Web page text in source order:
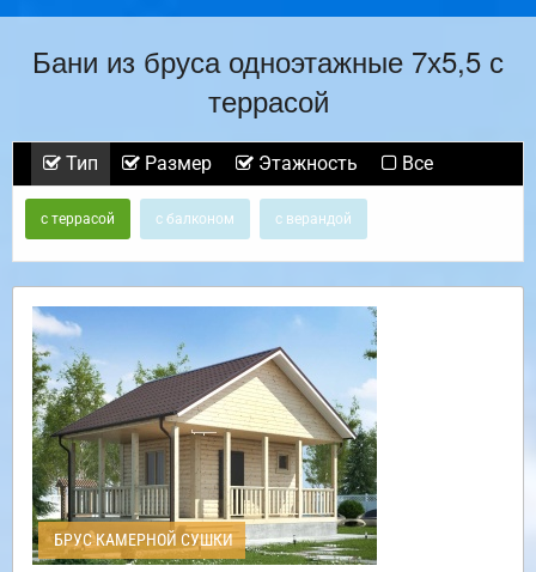
Бани из бруса одноэтажные 7х5,5 с
террасой
Тип Размер Этажность Все
с террасой с балконом с верандой
БРУС КАМЕРНОЙ СУШКИ